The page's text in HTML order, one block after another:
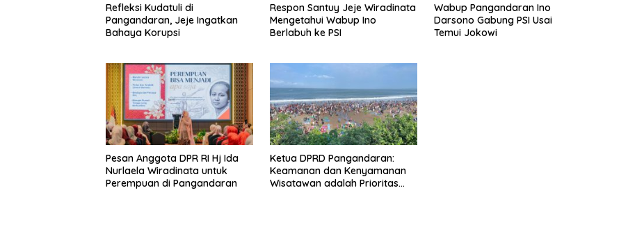
Refleksi Kudatuli di
Pangandaran, Jeje Ingatkan
Bahaya Korupsi
Respon Santuy Jeje Wiradinata
Mengetahui Wabup Ino
Berlabuh ke PSI
Wabup Pangandaran Ino
Darsono Gabung PSI Usai
Temui Jokowi
Pesan Anggota DPR RI Hj Ida
Nurlaela Wiradinata untuk
Perempuan di Pangandaran
Ketua DPRD Pangandaran:
Keamanan dan Kenyamanan
Wisatawan adalah Prioritas